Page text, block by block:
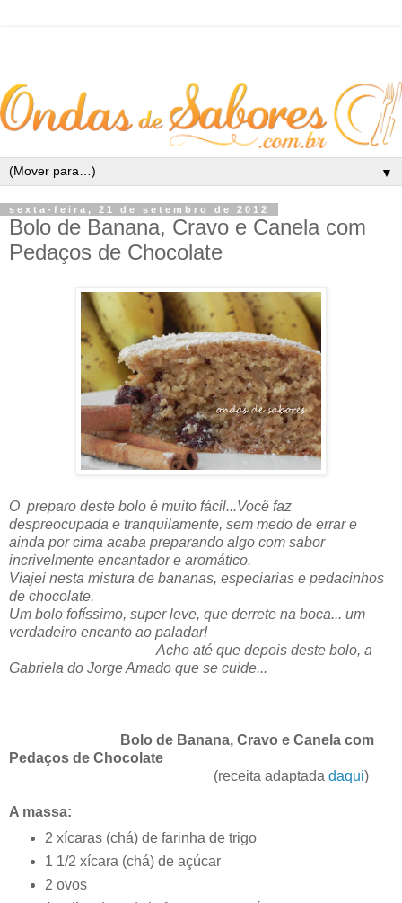
▼
sexta-feira, 21 de setembro de 2012
Bolo de Banana, Cravo e Canela com
Pedaços de Chocolate
O preparo deste bolo é muito fácil...Você faz
despreocupada e tranquilamente, sem medo de errar e
ainda por cima acaba preparando algo com sabor
incrivelmente encantador e aromático.
Viajei nesta mistura de bananas, especiarias e pedacinhos
de chocolate.
Um bolo fofíssimo, super leve, que derrete na boca... um
verdadeiro encanto ao paladar!
Acho até que depois deste bolo, a
Gabriela do Jorge Amado que se cuide...
Bolo de Banana, Cravo e Canela com
Pedaços de Chocolate
(receita adaptada daqui)
A massa:
2 xícaras (chá) de farinha de trigo
1 1/2 xícara (chá) de açúcar
2 ovos